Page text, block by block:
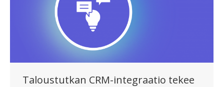
Taloustutkan CRM-integraatio tekee